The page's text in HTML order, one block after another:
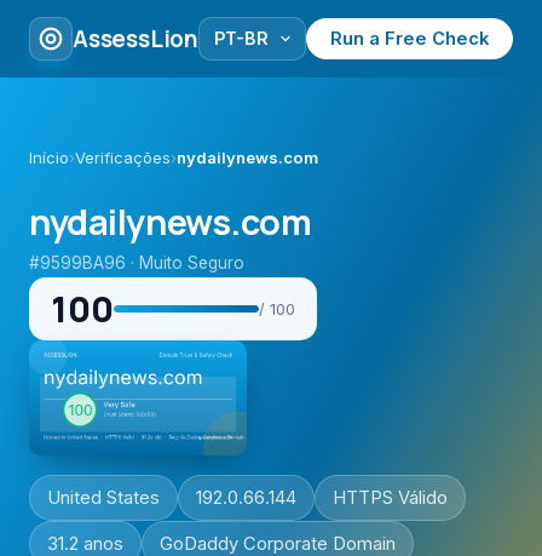
AssessLion Run a Free Check
Início›Verificações›nydailynews.com
nydailynews.com
#9599BA96 · Muito Seguro
100 / 100
United States 192.0.66.144 HTTPS Válido
31.2 anos GoDaddy Corporate Domain